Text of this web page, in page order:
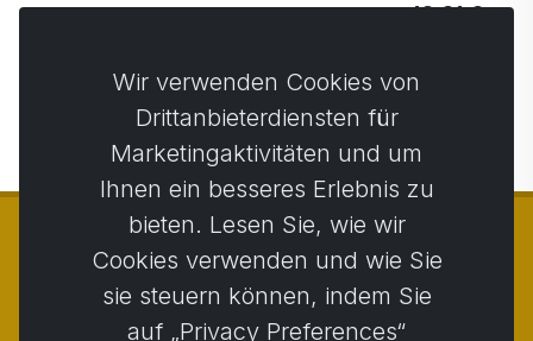
48,31 €
Nächste →
© Copyright 2014 - 2026
Wir verwenden Cookies von
Drittanbieterdiensten für
Marketingaktivitäten und um
Ihnen ein besseres Erlebnis zu
bieten. Lesen Sie, wie wir
Cookies verwenden und wie Sie
sie steuern können, indem Sie
auf „Privacy Preferences“